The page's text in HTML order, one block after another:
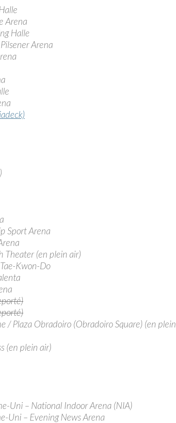
Arena
Halle
Arena
Sport Arena
Theater (en plein air)
Kwon-Do
Plaza Obradoiro (Obradoiro Square) (en plein
(en plein air)
Uni – National Indoor Arena (NIA)
Uni – Evening News Arena